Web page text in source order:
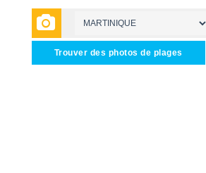
Trouver des photos de plages